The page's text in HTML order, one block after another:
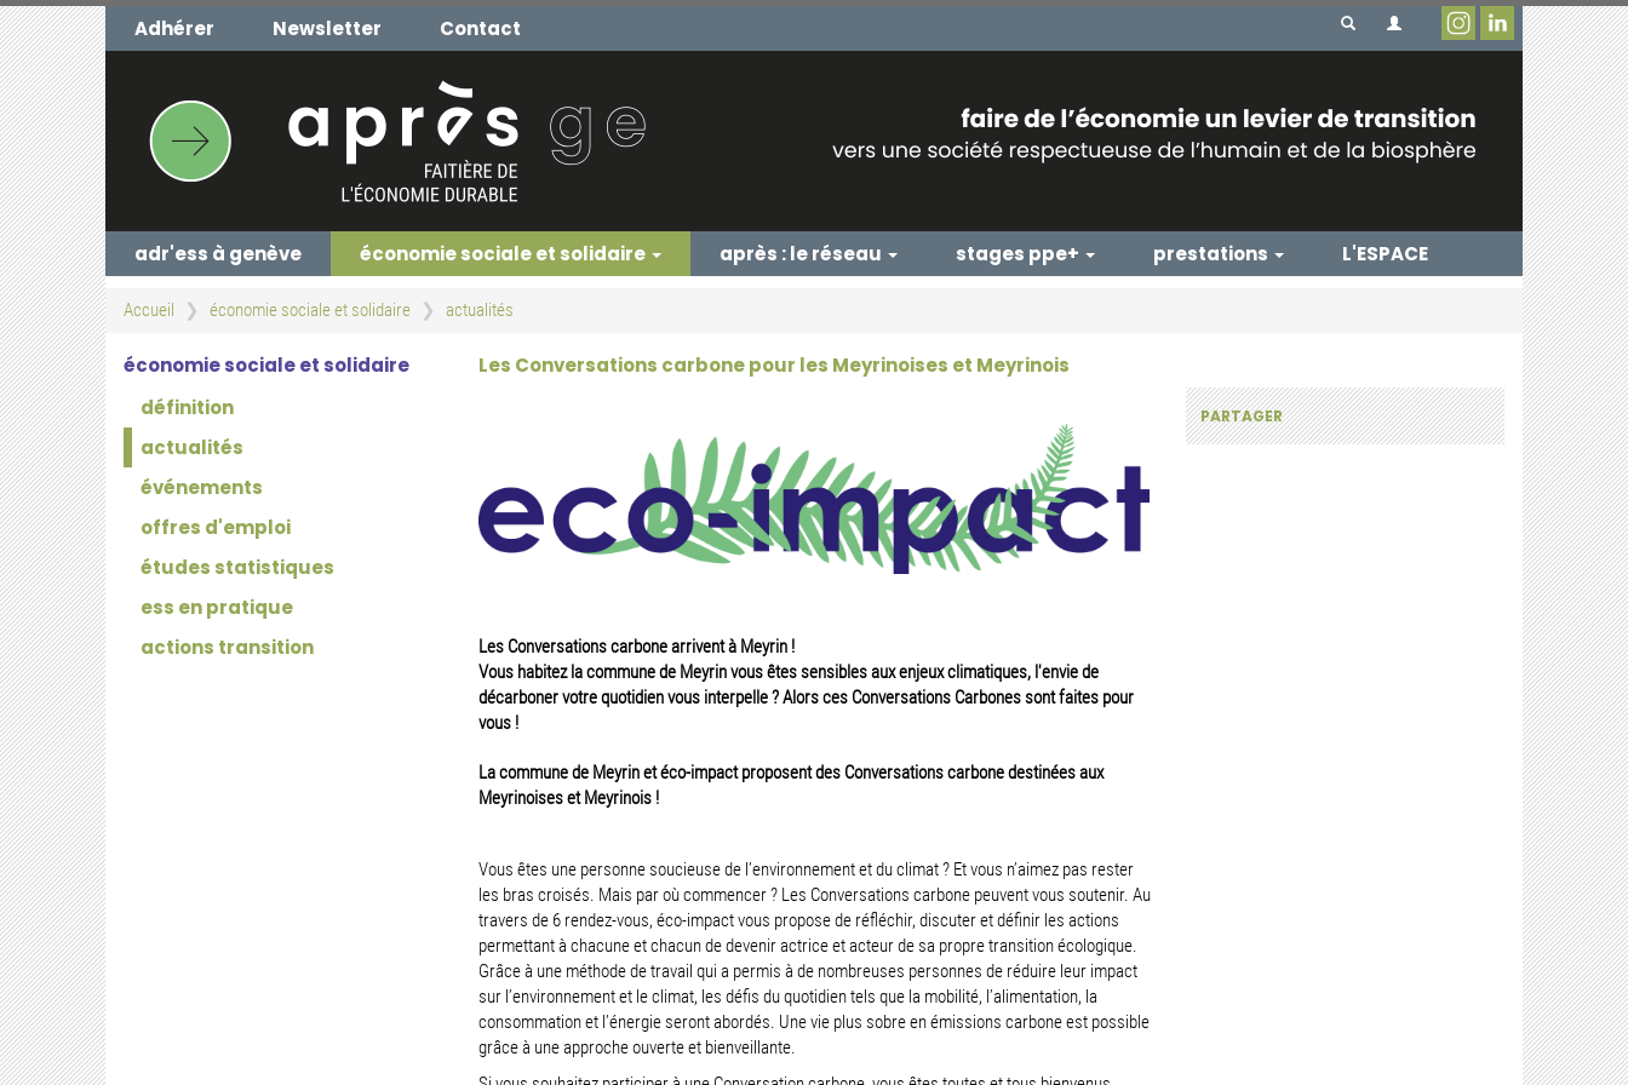
Aller
au
contenu
principal
Adhérer Newsletter Contact
adr'ess à genève économie sociale et solidaire après : le réseau stages ppe+ prestations L'ESPACE
Accueil économie sociale et solidaire actualités
économie sociale et solidaire
définition
actualités
événements
offres d'emploi
études statistiques
ess en pratique
actions transition
Les Conversations carbone pour les Meyrinoises et Meyrinois
Les Conversations carbone arrivent à Meyrin !
Vous habitez la commune de Meyrin vous êtes sensibles aux enjeux climatiques, l'envie de
décarboner votre quotidien vous interpelle ? Alors ces Conversations Carbones sont faites pour
vous !
La commune de Meyrin et éco-impact proposent des Conversations carbone destinées aux
Meyrinoises et Meyrinois !
Vous êtes une personne soucieuse de l’environnement et du climat ? Et vous n’aimez pas rester
les bras croisés. Mais par où commencer ? Les Conversations carbone peuvent vous soutenir. Au
travers de 6 rendez-vous, éco-impact vous propose de réfléchir, discuter et définir les actions
permettant à chacune et chacun de devenir actrice et acteur de sa propre transition écologique.
Grâce à une méthode de travail qui a permis à de nombreuses personnes de réduire leur impact
sur l’environnement et le climat, les défis du quotidien tels que la mobilité, l’alimentation, la
consommation et l’énergie seront abordés. Une vie plus sobre en émissions carbone est possible
grâce à une approche ouverte et bienveillante.
PARTAGER